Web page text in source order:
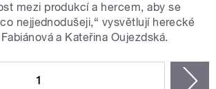
mezi produkcí a hercem, aby se
nejjednodušeji,“ vysvětlují herecké
a Kateřina Oujezdská.
1